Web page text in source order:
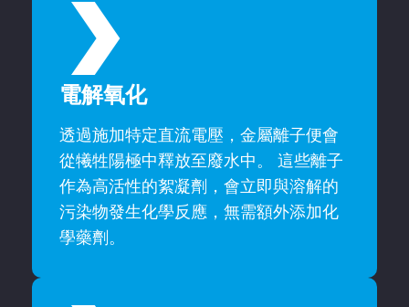
電解氧化
透過施加特定直流電壓，金屬離子便會
從犧牲陽極中釋放至廢水中。 這些離子
作為高活性的絮凝劑，會立即與溶解的
污染物發生化學反應，無需額外添加化
學藥劑。